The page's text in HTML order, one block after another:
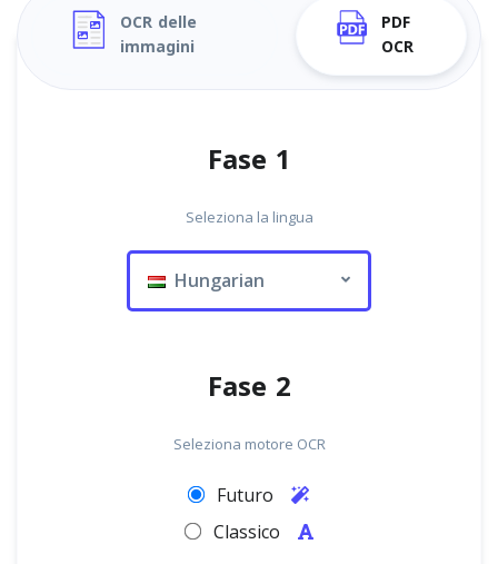
OCR delle
immagini
PDF
OCR
Fase 1
Seleziona la lingua
Hungarian
Fase 2
Seleziona motore OCR
Futuro
Classico